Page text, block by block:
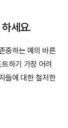
세요.
중하는 예의 바른
하기 가장 어려
들에 대한 철저한